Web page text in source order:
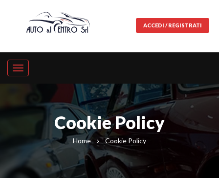
ACCEDI / REGISTRATI
Cookie Policy
Home Cookie Policy